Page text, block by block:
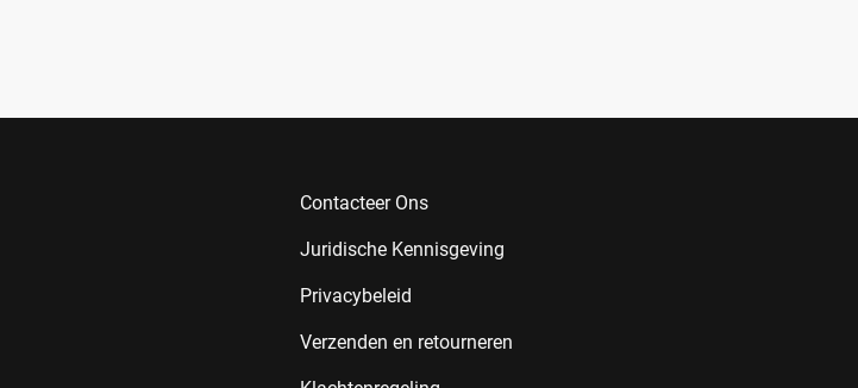
Contacteer Ons
Juridische Kennisgeving
Privacybeleid
Verzenden en retourneren